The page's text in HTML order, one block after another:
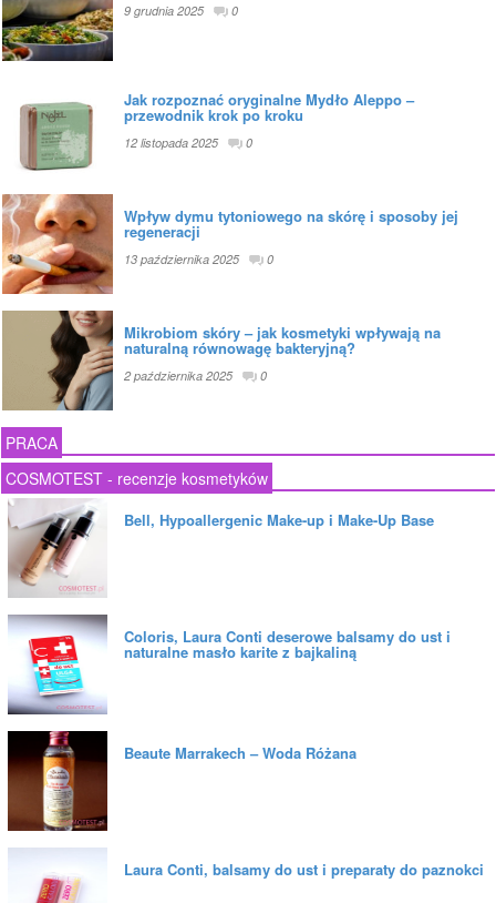
9 grudnia 2025 0
Jak rozpoznać oryginalne Mydło Aleppo –
przewodnik krok po kroku
12 listopada 2025 0
Wpływ dymu tytoniowego na skórę i sposoby jej
regeneracji
13 października 2025 0
Mikrobiom skóry – jak kosmetyki wpływają na
naturalną równowagę bakteryjną?
2 października 2025 0
PRACA
COSMOTEST - recenzje kosmetyków
Bell, Hypoallergenic Make-up i Make-Up Base
Coloris, Laura Conti deserowe balsamy do ust i
naturalne masło karite z bajkaliną
Beaute Marrakech – Woda Różana
Laura Conti, balsamy do ust i preparaty do paznokci